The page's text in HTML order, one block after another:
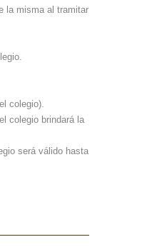
la misma al tramitar
colegio).
colegio brindará la
será válido hasta